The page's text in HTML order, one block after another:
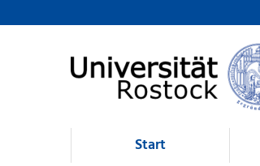
Browsen
direkt zum Inhalt
Start